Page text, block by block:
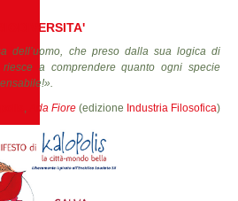
BIODIVERSITA'
dell’uomo, che preso dalla sua logica di
a comprendere quanto ogni specie
Ada Fiore (edizione Industria Filosofica)